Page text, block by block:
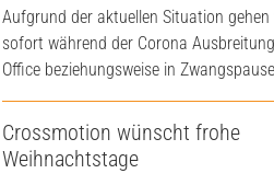
Aufgrund der aktuellen Situation gehen
sofort während der Corona
Office beziehungsweise in
Crossmotion wünscht frohe
Weihnachtstage